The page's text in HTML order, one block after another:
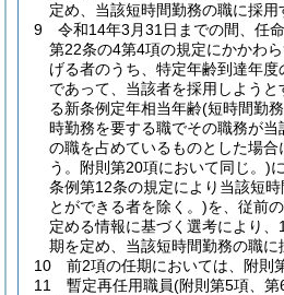
定め、当該短時間勤務の職に採用
9
令和14年3月31日までの間、任
第22条の4第4項の規定にかかわ
げる者のうち、特定年齢到達年
であって、当該者を採用しよう
る新条例定年相当年齢(短時間勤
時勤務を要する職でその職務が
の職を占めているものとした場
う。附則第20項において同じ。)
条例第12条の規定により当該短
とができる者を除く。)を、従前
定める情報に基づく選考により
期を定め、当該短時間勤務の職に
10
前2項の任期においては、附則
11
暫定再任用職員(附則第5項、